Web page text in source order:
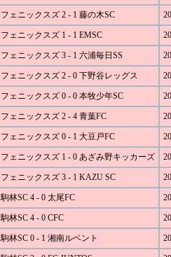
フェニックスズ 2 - 1 藤の木SC
フェニックスズ 1 - 1 EMSC
フェニックスズ 3 - 1 六浦毎日SS
フェニックスズ 2 - 0 下野谷レッグス
フェニックスズ 0 - 0 本牧少年SC
フェニックスズ 2 - 4 青葉FC
フェニックスズ 0 - 1 大豆戸FC
フェニックスズ 1 - 0 あざみ野キッカーズ
フェニックスズ 3 - 1 KAZU SC
駒林SC 4 - 0 太尾FC
駒林SC 4 - 0 CFC
駒林SC 0 - 1 湘南ルベント